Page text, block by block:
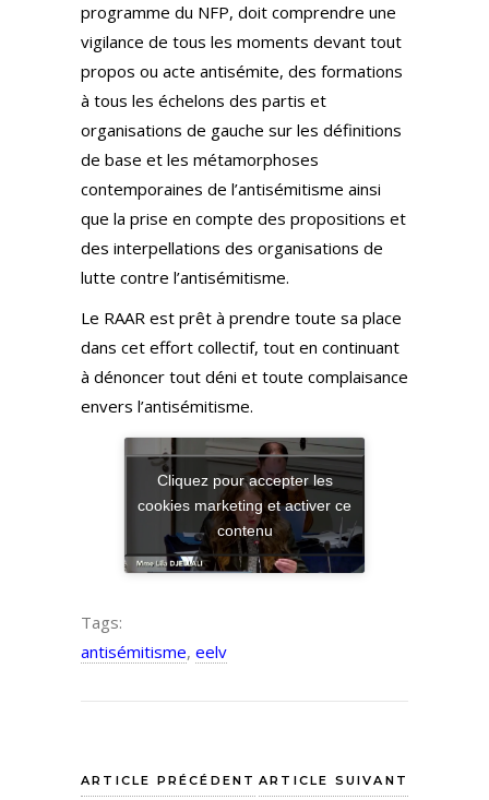
programme du NFP, doit comprendre une
vigilance de tous les moments devant tout
propos ou acte antisémite, des formations
à tous les échelons des partis et
organisations de gauche sur les définitions
de base et les métamorphoses
contemporaines de l’antisémitisme ainsi
que la prise en compte des propositions et
des interpellations des organisations de
lutte contre l’antisémitisme.
Le RAAR est prêt à prendre toute sa place
dans cet effort collectif, tout en continuant
à dénoncer tout déni et toute complaisance
envers l’antisémitisme.
Cliquez pour accepter les
cookies marketing et activer ce
contenu
Tags:
antisémitisme, eelv
ARTICLE PRÉCÉDENT ARTICLE SUIVANT